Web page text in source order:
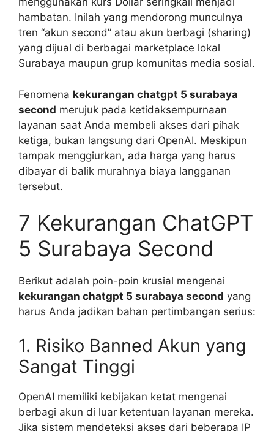
hambatan. Inilah yang mendorong munculnya
tren “akun second” atau akun berbagi (sharing)
yang dijual di berbagai marketplace lokal
Surabaya maupun grup komunitas media sosial.
Fenomena kekurangan chatgpt 5 surabaya
second merujuk pada ketidaksempurnaan
layanan saat Anda membeli akses dari pihak
ketiga, bukan langsung dari OpenAI. Meskipun
tampak menggiurkan, ada harga yang harus
dibayar di balik murahnya biaya langganan
tersebut.
7 Kekurangan ChatGPT
5 Surabaya Second
Berikut adalah poin-poin krusial mengenai
kekurangan chatgpt 5 surabaya second yang
harus Anda jadikan bahan pertimbangan serius:
1. Risiko Banned Akun yang
Sangat Tinggi
OpenAI memiliki kebijakan ketat mengenai
berbagi akun di luar ketentuan layanan mereka.
Jika sistem mendeteksi akses dari beberapa IP